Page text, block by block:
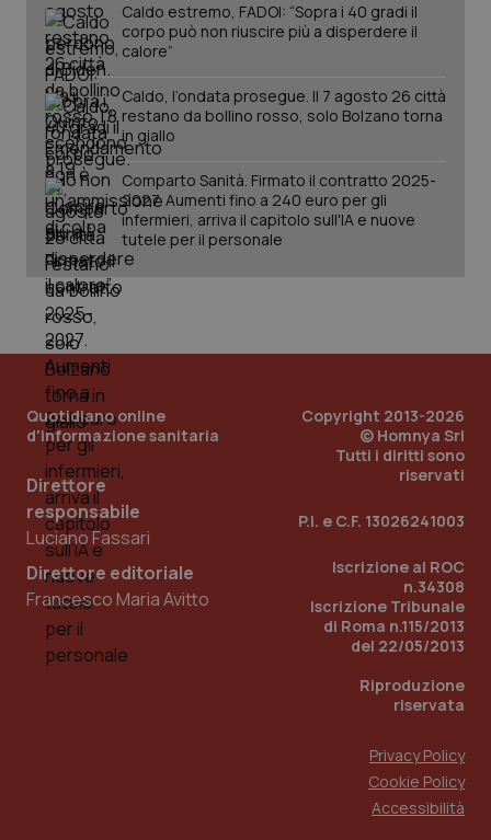
Caldo estremo, FADOI: “Sopra i 40 gradi il
corpo può non riuscire più a disperdere il
calore”
Caldo, l’ondata prosegue. Il 7 agosto 26 città
restano da bollino rosso, solo Bolzano torna
in giallo
Comparto Sanità. Firmato il contratto 2025-
2027. Aumenti fino a 240 euro per gli
infermieri, arriva il capitolo sull'IA e nuove
tutele per il personale
Quotidiano online
d'informazione sanitaria
Direttore
responsabile
Luciano Fassari
Direttore editoriale
Francesco Maria Avitto
Copyright 2013-2026
© Homnya Srl
Tutti i diritti sono
riservati
P.I. e C.F. 13026241003
Iscrizione al ROC
n.34308
Iscrizione Tribunale
di Roma n.115/2013
del 22/05/2013
Riproduzione
riservata
Privacy Policy
Cookie Policy
Accessibilità
www.quotidianosanita.it
.quotidianosanita.it
1
mese